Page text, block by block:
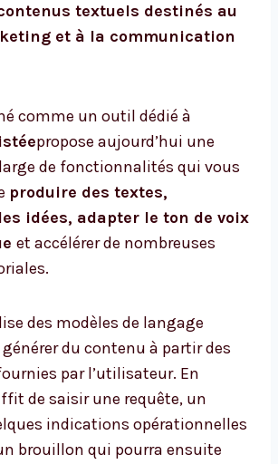
textuels destinés au
et à la communication
comme un outil dédié à
propose aujourd’hui une
de fonctionnalités qui vous
produire des textes,
idées, adapter le ton de voix
et accélérer de nombreuses
des modèles de langage
du contenu à partir des
par l’utilisateur. En
de saisir une requête, un
indications opérationnelles
brouillon qui pourra ensuite